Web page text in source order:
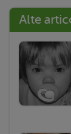
Alte